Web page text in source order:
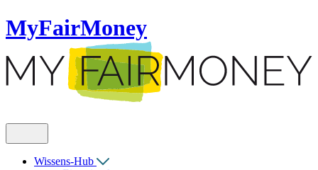
MyFairMoney
Wissens-Hub